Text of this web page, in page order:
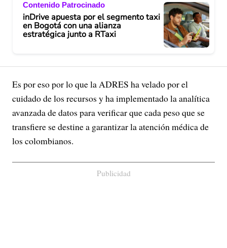
Contenido Patrocinado
inDrive apuesta por el segmento taxi
en Bogotá con una alianza
estratégica junto a RTaxi
Es por eso por lo que la ADRES ha velado por el
cuidado de los recursos y ha implementado la analítica
avanzada de datos para verificar que cada peso que se
transfiere se destine a garantizar la atención médica de
los colombianos.
Publicidad